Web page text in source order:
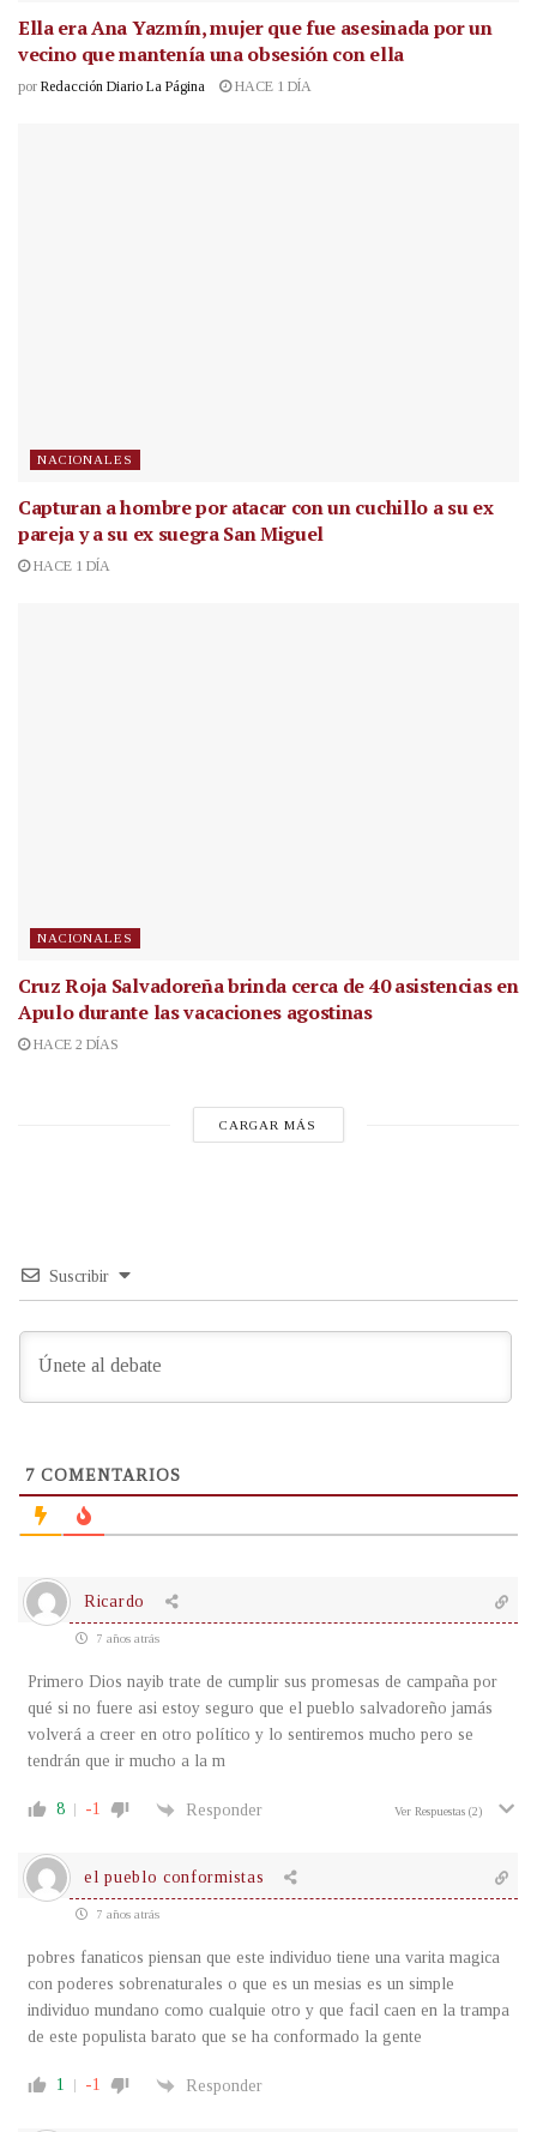
Ella era Ana Yazmín, mujer que fue asesinada por un
vecino que mantenía una obsesión con ella
por Redacción Diario La Página HACE 1 DÍA
NACIONALES
Capturan a hombre por atacar con un cuchillo a su ex
pareja y a su ex suegra San Miguel
HACE 1 DÍA
NACIONALES
Cruz Roja Salvadoreña brinda cerca de 40 asistencias en
Apulo durante las vacaciones agostinas
HACE 2 DÍAS
CARGAR MÁS
Suscribir
7 COMENTARIOS
Ricardo
7 años atrás
Primero Dios nayib trate de cumplir sus promesas de campaña por
qué si no fuere asi estoy seguro que el pueblo salvadoreño jamás
volverá a creer en otro político y lo sentiremos mucho pero se
tendrán que ir mucho a la m
8 -1 Responder Ver Respuestas (2)
el pueblo conformistas
7 años atrás
pobres fanaticos piensan que este individuo tiene una varita magica
con poderes sobrenaturales o que es un mesias es un simple
individuo mundano como cualquie otro y que facil caen en la trampa
de este populista barato que se ha conformado la gente
1 -1 Responder